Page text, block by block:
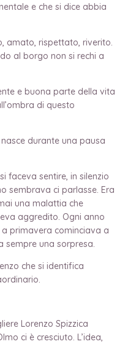
e che si dice abbia
amato, rispettato, riverito.
al borgo non si rechi a
e buona parte della vita
di questo
durante una pausa
faceva sentire, in silenzio
sembrava ci parlasse. Era
una malattia che
aggredito. Ogni anno
primavera cominciava a
sempre una sorpresa.
che si identifica
Lorenzo Spizzica
ci è cresciuto. L’idea,